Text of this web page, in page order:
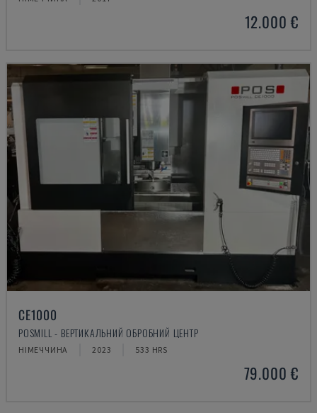
12.000 €
CE1000
POSMILL - ВЕРТИКАЛЬНИЙ ОБРОБНИЙ ЦЕНТР
НІМЕЧЧИНА 2023 533 HRS
79.000 €